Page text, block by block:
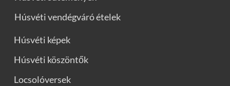
Húsvéti vendégváró ételek
Húsvéti képek
Húsvéti köszöntők
Locsolóversek